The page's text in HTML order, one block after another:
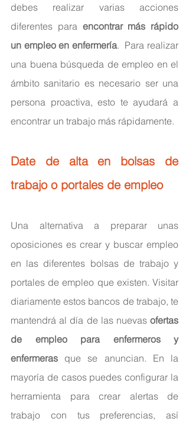
debes realizar varias acciones
diferentes para encontrar más rápido
un empleo en enfermería.  Para realizar
una buena búsqueda de empleo en el
ámbito sanitario es necesario ser una
persona proactiva, esto te ayudará a
encontrar un trabajo más rápidamente.
Date de alta en bolsas de
trabajo o portales de empleo
Una alternativa a preparar unas
oposiciones es crear y buscar empleo
en las diferentes bolsas de trabajo y
portales de empleo que existen. Visitar
diariamente estos bancos de trabajo, te
mantendrá al día de las nuevas ofertas
de empleo para enfermeros y
enfermeras que se anuncian. En la
mayoría de casos puedes configurar la
herramienta para crear alertas de
trabajo con tus preferencias, así